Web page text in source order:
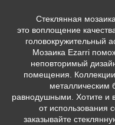
Стеклянная мозаика
это воплощение
головокружительный
Мозаика Ezarri
неповторимый
помещения.
металлическим
равнодушными. Хотите и
от использования
заказывайте